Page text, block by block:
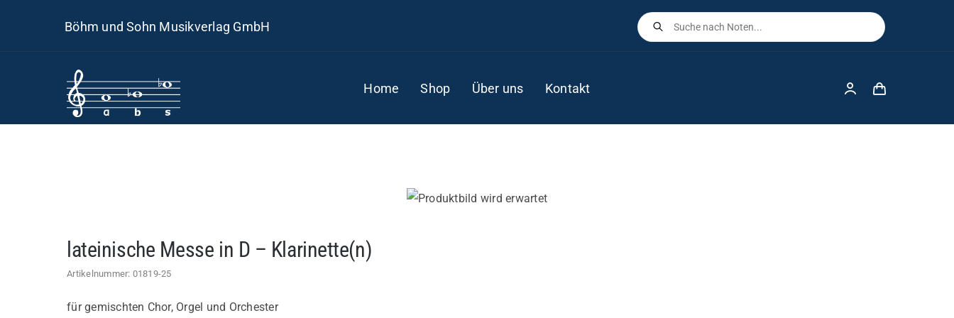
Böhm und Sohn Musikverlag GmbH
Products
search
Home Shop Über uns Kontakt
lateinische Messe in D – Klarinette(n)
Artikelnummer: 01819-25
für gemischten Chor, Orgel und Orchester